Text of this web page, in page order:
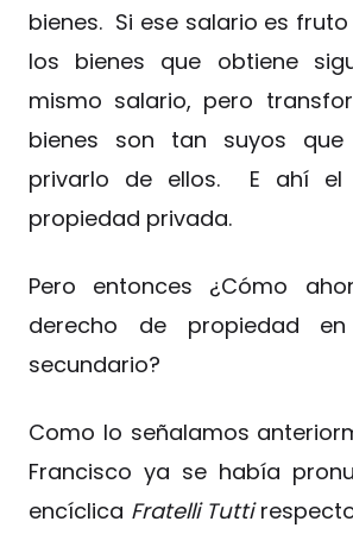
bienes. Si ese salario es
los bienes que obtiene
mismo salario, pero
bienes son tan suyos que
privarlo de ellos. E ahí el
propiedad privada.
Pero entonces ¿Cómo
derecho de propiedad
secundario?
Como lo señalamos
Francisco ya se había
encíclica Fratelli Tutti